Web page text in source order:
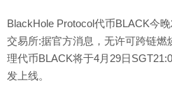
BlackHole Protocol代币BLACK今
交易所:据官方消息，无许可跨链燃
理代币BLACK将于4月29日
发上线。